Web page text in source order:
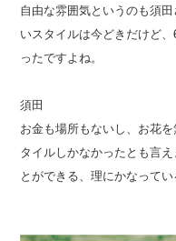
自由な雰囲気というのも須
いスタイルは今どきだけど
ったですよね。
須田
お金も場所もないし、お花
タイルしかなかったとも言
とができる、理にかなってい